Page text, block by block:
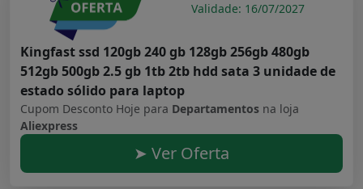
Validade: 16/07/2027
Kingfast ssd 120gb 240 gb 128gb 256gb 480gb
512gb 500gb 2.5 gb 1tb 2tb hdd sata 3 unidade de
estado sólido para laptop
Cupom Desconto Hoje para Departamentos na loja
Aliexpress
➤ Ver Oferta